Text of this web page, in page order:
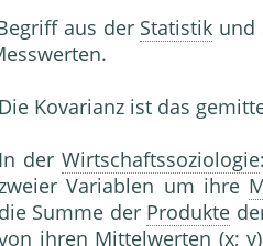
aus der Statistik und
Die Kovarianz ist das
In der Wirtschaftssoziologie
Variablen um ihre
die Summe der Produkte
ihren Mittelwerten (x;